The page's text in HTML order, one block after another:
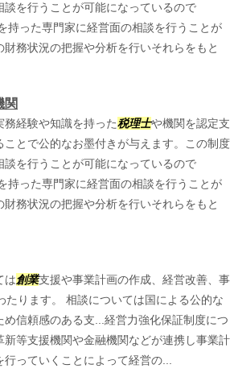
談を行うことが可能になっているので
持った専門家に経営面の相談を行うことが
務状況の把握や分析を行いそれらをもと
関
経験や知識を持った税理士や機関を認定支
とで公的なお墨付きが与えます。この制度
談を行うことが可能になっているので
持った専門家に経営面の相談を行うことが
務状況の把握や分析を行いそれらをもと
は創業支援や事業計画の作成、経営改善、事
たります。 相談については国による公的な
信頼感のある支...経営力強化保証制度につ
新等支援機関や金融機関などが連携し事業計
っていくことによって経営の...